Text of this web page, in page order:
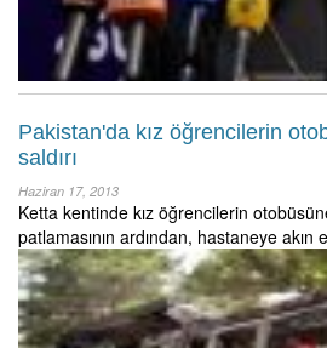
Pakistan'da kız öğrencilerin
saldırı
Haziran 17, 2013
Ketta kentinde kız öğrencilerin
patlamasının ardından, hastaneye